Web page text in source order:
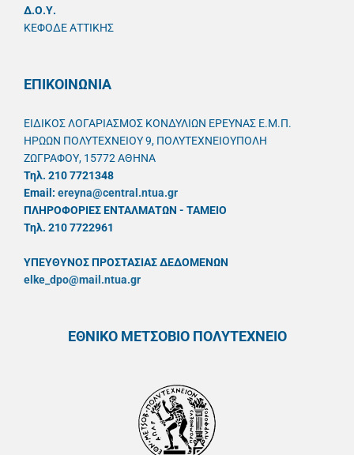
Δ.Ο.Υ.
ΚΕΦΟΔΕ ΑΤΤΙΚΗΣ
ΕΠΙΚΟΙΝΩΝΙΑ
ΕΙΔΙΚΟΣ ΛΟΓΑΡΙΑΣΜΟΣ ΚΟΝΔΥΛΙΩΝ ΕΡΕΥΝΑΣ Ε.Μ.Π.
ΗΡΩΩΝ ΠΟΛΥΤΕΧΝΕΙΟΥ 9, ΠΟΛΥΤΕΧΝΕΙΟΥΠΟΛΗ
ΖΩΓΡΑΦΟΥ, 15772 ΑΘΗΝΑ
Τηλ. 210 7721348
Email: ereyna@central.ntua.gr
ΠΛΗΡΟΦΟΡΙΕΣ ΕΝΤΑΛΜΑΤΩΝ - ΤΑΜΕΙΟ
Τηλ. 210 7722961
ΥΠΕΥΘYΝΟΣ ΠΡΟΣΤΑΣΙΑΣ ΔΕΔΟΜΕΝΩΝ
elke_dpo@mail.ntua.gr
ΕΘΝΙΚΟ ΜΕΤΣΟΒΙΟ ΠΟΛΥΤΕΧΝΕΙΟ